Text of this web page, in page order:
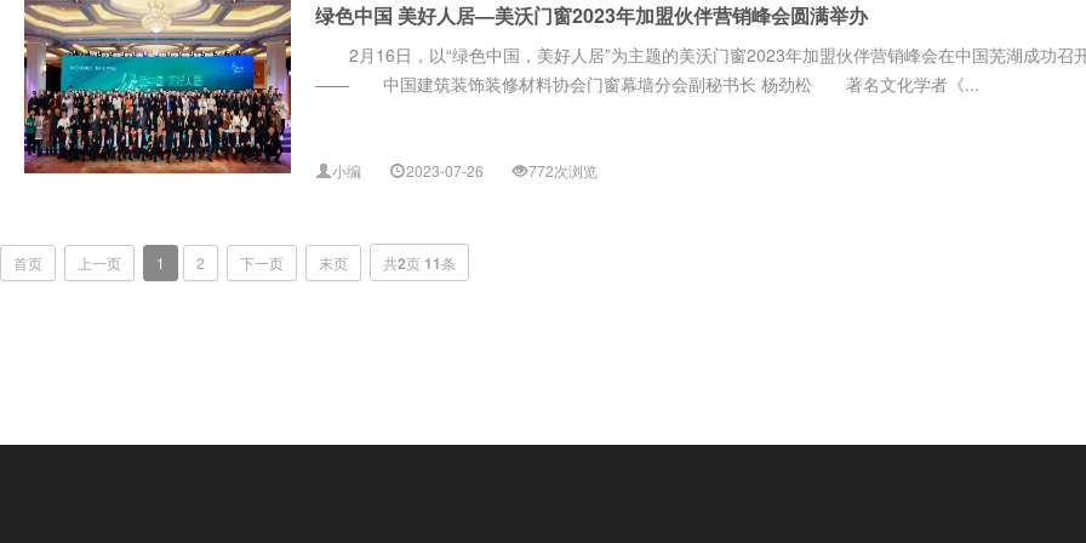
绿色中国 美好人居—美沃门窗2023年加盟伙伴营销峰会圆满举办
2月16日，以“绿色中国，美好人居”为主题的美沃门窗2023年加盟伙伴营销峰会在中国芜湖成
—— 中国建筑装饰装修材料协会门窗幕墙分会副秘书长 杨劲松 著名文化学者《...
小编 2023-07-26 772次浏览
首页 上一页 1 2 下一页 末页 共2页 11条